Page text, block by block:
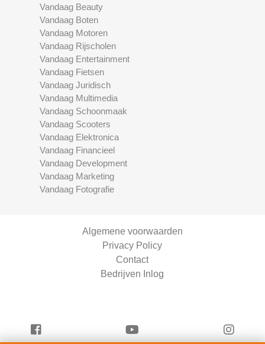
Vandaag Beauty
Vandaag Boten
Vandaag Motoren
Vandaag Rijscholen
Vandaag Entertainment
Vandaag Fietsen
Vandaag Juridisch
Vandaag Multimedia
Vandaag Schoonmaak
Vandaag Scooters
Vandaag Elektronica
Vandaag Financieel
Vandaag Development
Vandaag Marketing
Vandaag Fotografie
Algemene voorwaarden
Privacy Policy
Contact
Bedrijven Inlog